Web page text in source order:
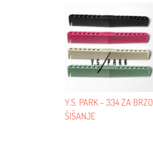
Y.S. PARK – 334 ZA BRZO
ŠIŠANJE